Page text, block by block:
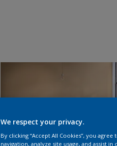
We respect your privacy.
By clicking “Accept All Cookies”, you
navigation, analyze site usage, and assist